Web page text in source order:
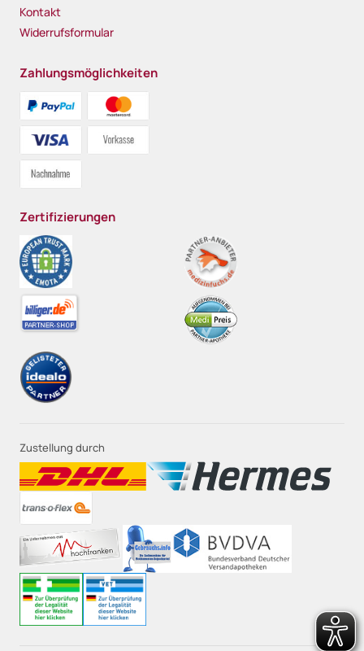
Kontakt
Widerrufsformular
Zahlungsmöglichkeiten
Zertifizierungen
Zustellung durch